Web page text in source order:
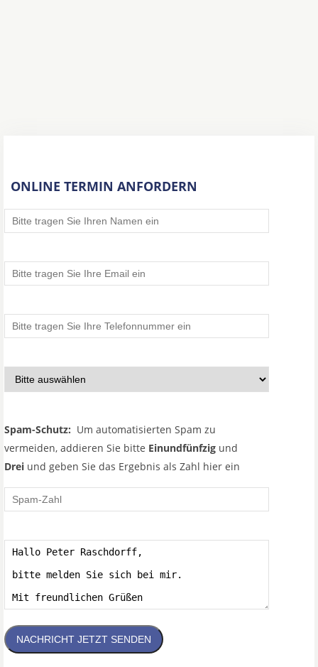
ONLINE TERMIN ANFORDERN
Spam-Schutz: Um automatisierten Spam zu
vermeiden, addieren Sie bitte Einundfünfzig und
Drei und geben Sie das Ergebnis als Zahl hier ein
NACHRICHT JETZT SENDEN